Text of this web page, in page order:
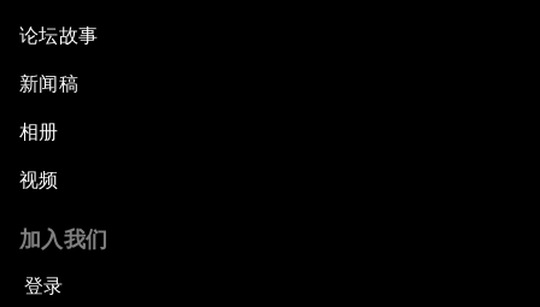
论坛故事
新闻稿
相册
视频
加入我们
登录